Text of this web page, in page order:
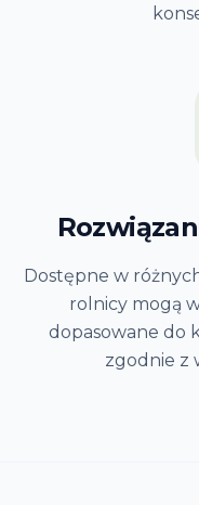
Dostępne w
rolnicy mogą
dopasowane do
zgodnie z